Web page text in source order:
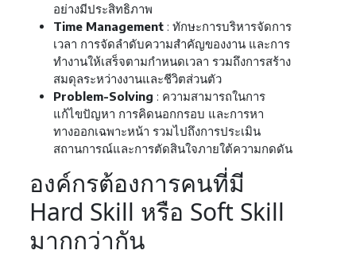
อย่างมีประสิทธิภาพ
Time Management : ทักษะการบริหารจัดการ
เวลา การจัดลำดับความสำคัญของงาน และการ
ทำงานให้เสร็จตามกำหนดเวลา รวมถึงการสร้าง
สมดุลระหว่างงานและชีวิตส่วนตัว
Problem-Solving : ความสามารถในการ
แก้ไขปัญหา การคิดนอกกรอบ และการหา
ทางออกเฉพาะหน้า รวมไปถึงการประเมิน
สถานการณ์และการตัดสินใจภายใต้ความกดดัน
องค์กรต้องการคนที่มี
Hard Skill หรือ Soft Skill
มากกว่ากัน